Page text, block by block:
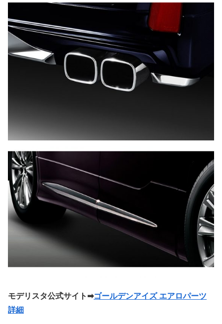
モデリスタ公式サイト➡ゴールデンアイズ エアロパーツ
詳細